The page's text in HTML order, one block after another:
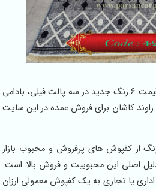
گلیم های ماشینی خشک ارزان قیمت 6 رنگ جدید در سه پالت فیلی، بادامی
راوند کاشان برای فروش عمده در این سایت
های خشک 320 شانه 6 رنگ از کفپوش های پرفروش و محبوب بازار
اصلی این محبوبیت و فروش بالا است.
یا تجاری به یک کفپوش معمولی ارزان